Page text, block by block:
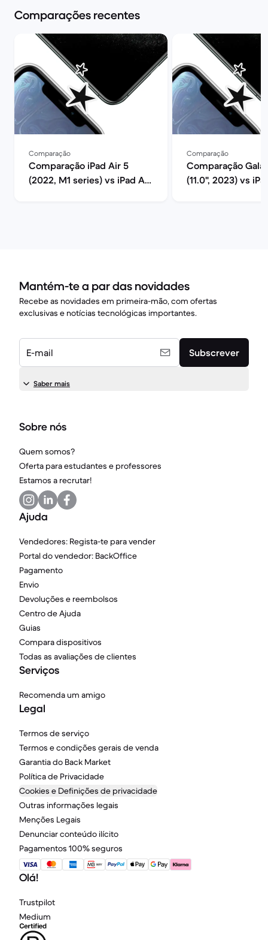
Comparações recentes
Comparação
Comparação iPad Air 5
(2022, M1 series) vs iPad Air
Comparação
Comparação
(11.0", 2023) vs
Mantém-te a par das novidades
Recebe as novidades em primeira-mão, com ofertas
exclusivas e notícias tecnológicas importantes.
E-mail Subscrever
Saber mais
Sobre nós
Quem somos?
Oferta para estudantes e professores
Estamos a recrutar!
Ajuda
Vendedores: Regista-te para vender
Portal do vendedor: BackOffice
Pagamento
Envio
Devoluções e reembolsos
Centro de Ajuda
Guias
Compara dispositivos
Todas as avaliações de clientes
Serviços
Recomenda um amigo
Legal
Termos de serviço
Termos e condições gerais de venda
Garantia do Back Market
Política de Privacidade
Cookies e Definições de privacidade
Outras informações legais
Menções Legais
Denunciar conteúdo ilícito
Pagamentos 100% seguros
Olá!
Trustpilot
Medium